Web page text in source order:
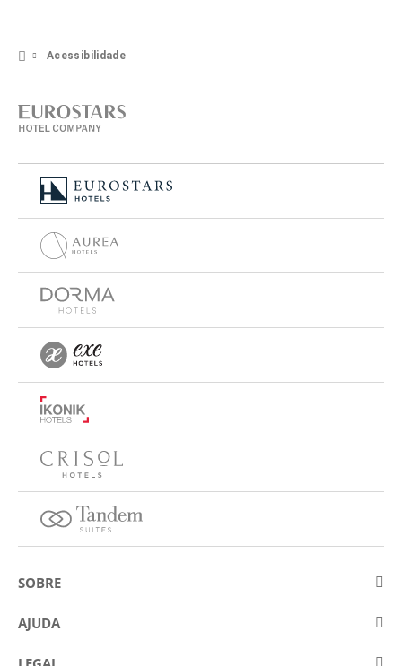
Acessibilidade
SOBRE
Sobre a Eurostars Hotel Company
AJUDA
Contactar